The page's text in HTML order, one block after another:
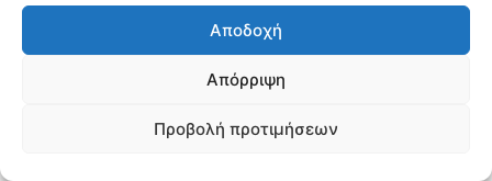
Αποδοχή
Απόρριψη
Προβολή προτιμήσεων